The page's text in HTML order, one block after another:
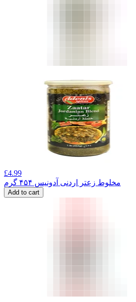
£4.99
مخلوط زعتر اردنی آدونیس ۴۵۴ گرم
Add to cart